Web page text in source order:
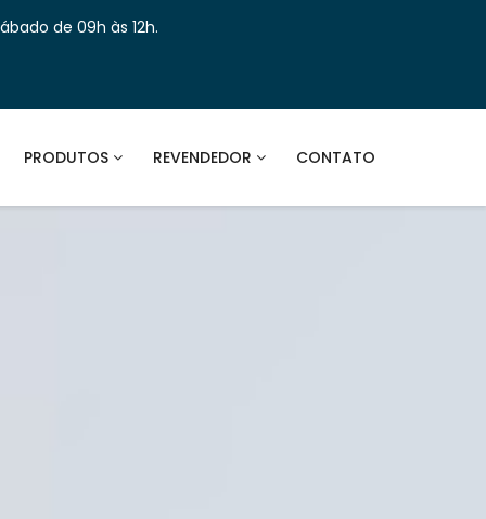
de 09h às 12h.
PRODUTOS REVENDEDOR CONTATO